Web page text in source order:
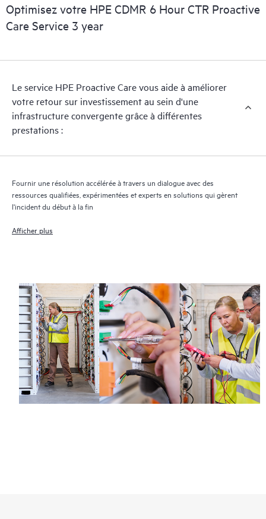
support matériel réactif selon vos besoins d’entreprise et
opérationnels.
des microprogrammes pour les appareils pris en charge, et vous
infrastructure couverte par HPE Proactive Care aux niveaux de
versions recommandés. Vous recevrez régulièrement une
analyse proactive de vos appareils couverts par HPE Proactive
Care pour identifier et résoudre les problèmes de configuration.
Optimisez votre HPE CDMR 6 Hour CTR Proactive
Care Service 3 year
Le service HPE Proactive Care vous aide à améliorer
votre retour sur investissement au sein d'une
infrastructure convergente grâce à différentes
prestations :
Fournir une résolution accélérée à travers un dialogue avec des
ressources qualifiées, expérimentées et experts en solutions qui gèrent
l'incident du début à la fin
Afficher plus